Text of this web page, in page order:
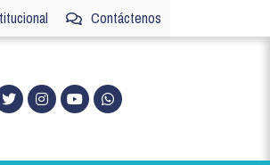
Contáctenos